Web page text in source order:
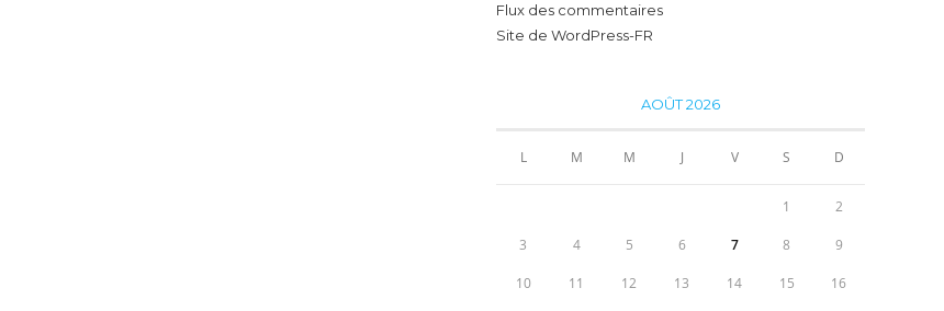
Flux des commentaires
Site de WordPress-FR
AOÛT 2026
L M M J V S D
1 2
3 4 5 6 7 8 9
10 11 12 13 14 15 16